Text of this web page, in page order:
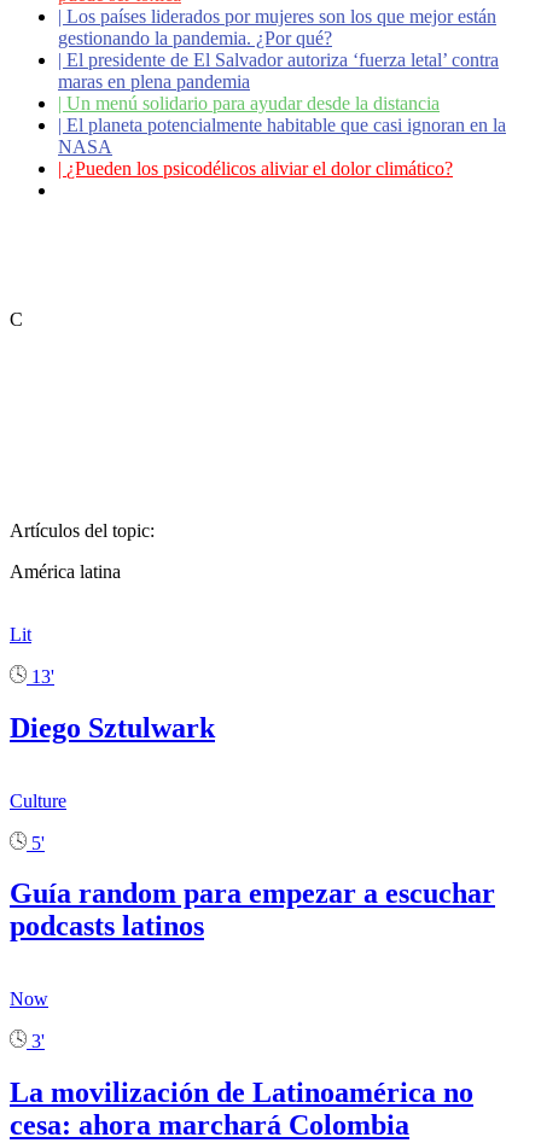
| Los países liderados por mujeres son los que mejor están
gestionando la pandemia. ¿Por qué?
| El presidente de El Salvador autoriza ‘fuerza letal’ contra
maras en plena pandemia
| Un menú solidario para ayudar desde la distancia
| El planeta potencialmente habitable que casi ignoran en la
NASA
| ¿Pueden los psicodélicos aliviar el dolor climático?
C
Artículos del topic:
América latina
Lit
13'
Diego Sztulwark
Culture
5'
Guía random para empezar a escuchar
podcasts latinos
Now
3'
La movilización de Latinoamérica no
cesa: ahora marchará Colombia